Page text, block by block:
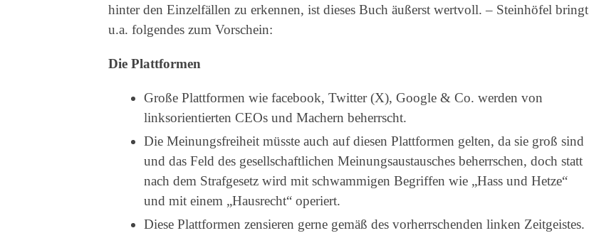
hinter den Einzelfällen zu erkennen, ist dieses Buch äußerst wertvoll. – Steinhöfel bringt
u.a. folgendes zum Vorschein:
Die Plattformen
Große Plattformen wie facebook, Twitter (X), Google & Co. werden von
linksorientierten CEOs und Machern beherrscht.
Die Meinungsfreiheit müsste auch auf diesen Plattformen gelten, da sie groß sind
und das Feld des gesellschaftlichen Meinungsaustausches beherrschen, doch statt
nach dem Strafgesetz wird mit schwammigen Begriffen wie „Hass und Hetze“
und mit einem „Hausrecht“ operiert.
Diese Plattformen zensieren gerne gemäß des vorherrschenden linken Zeitgeistes.